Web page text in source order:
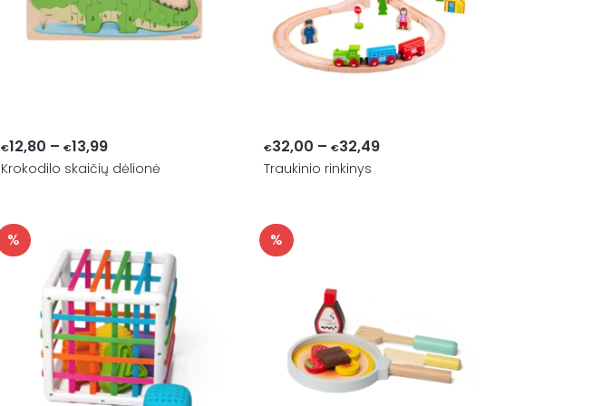
€12,80 – €13,99Price
range:
Krokodilo skaičių dėlionė
€32,00 – €32,49Price
Traukinio rinkinys
% %